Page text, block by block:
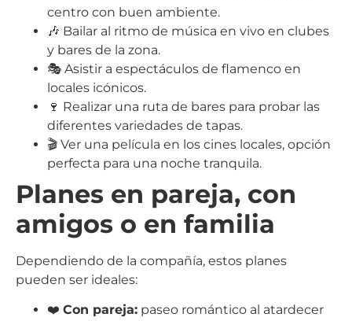
centro con buen ambiente.
🎶 Bailar al ritmo de música en vivo en clubes
y bares de la zona.
🎭 Asistir a espectáculos de flamenco en
locales icónicos.
🍷 Realizar una ruta de bares para probar las
diferentes variedades de tapas.
🎬 Ver una película en los cines locales, opción
perfecta para una noche tranquila.
Planes en pareja, con
amigos o en familia
Dependiendo de la compañía, estos planes
pueden ser ideales:
❤️ Con pareja: paseo romántico al atardecer